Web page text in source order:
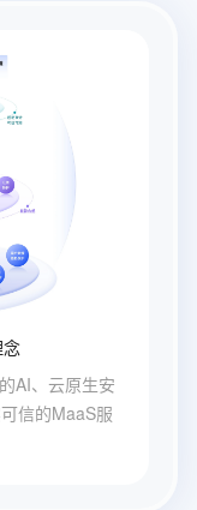
AI、云原生安
信的MaaS服